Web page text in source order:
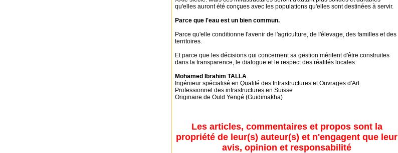
qu'elles auront été conçues avec les populations qu'elles sont destinées à servir.
Parce que l'eau est un bien commun.
Parce qu'elle conditionne l'avenir de l'agriculture, de l'élevage, des familles et des
territoires.
Et parce que les décisions qui concernent sa gestion méritent d'être construites
dans la transparence, le dialogue et le respect des réalités locales.
Mohamed Ibrahim TALLA
Ingénieur spécialisé en Qualité des Infrastructures et Ouvrages d'Art
Professionnel des infrastructures en Suisse
Originaire de Ould Yengé (Guidimakha)
Les articles, commentaires et propos sont la
propriété de leur(s) auteur(s) et n'engagent que leur
avis, opinion et responsabilité